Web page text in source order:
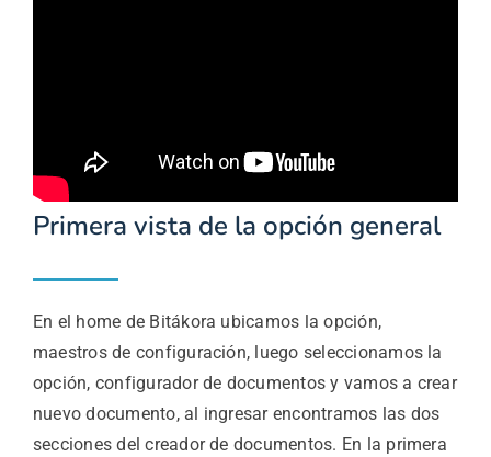
Primera vista de la opción general
En el home de Bitákora ubicamos la opción,
maestros de configuración, luego seleccionamos la
opción, configurador de documentos y vamos a crear
nuevo documento, al ingresar encontramos las dos
secciones del creador de documentos. En la primera